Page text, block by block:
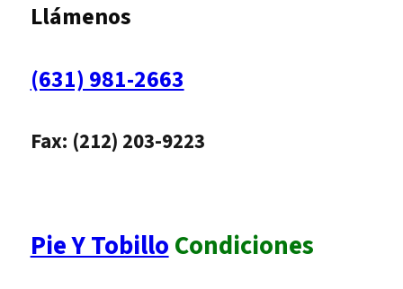
Llámenos
(631) 981-2663
Fax: (212) 203-9223
Pie Y TobilloCondiciones